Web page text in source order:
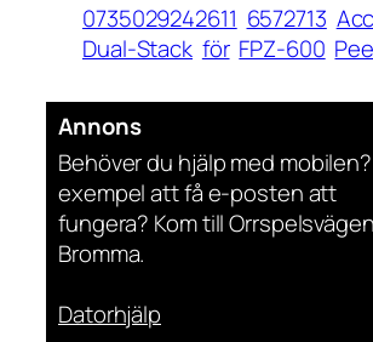
0735029242611 6572713
Dual-Stack för FPZ-600
Annons
Behöver du hjälp med
exempel att få e-posten att
fungera? Kom till
Bromma.
Datorhjälp